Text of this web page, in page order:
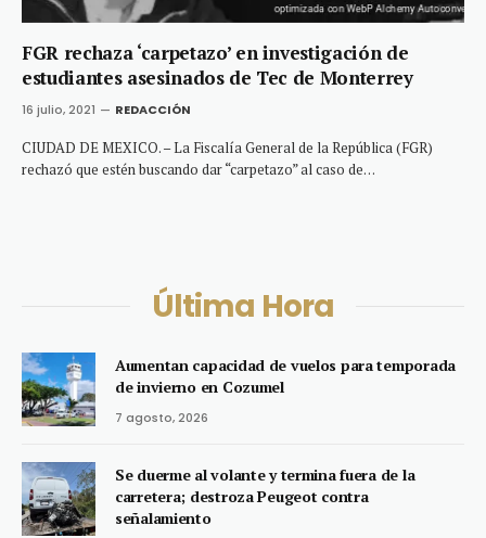
FGR rechaza ‘carpetazo’ en investigación de
estudiantes asesinados de Tec de Monterrey
16 julio, 2021 REDACCIÓN
CIUDAD DE MEXICO. – La Fiscalía General de la República (FGR)
rechazó que estén buscando dar “carpetazo” al caso de…
Última Hora
Aumentan capacidad de vuelos para temporada
de invierno en Cozumel
7 agosto, 2026
Se duerme al volante y termina fuera de la
carretera; destroza Peugeot contra
señalamiento